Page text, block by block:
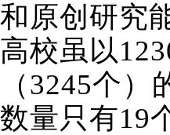
和原创研究
高校虽以
（3245个
数量只有19